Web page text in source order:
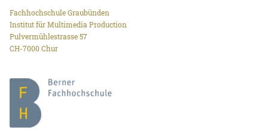
Fachhochschule Graubünden
Institut für Multimedia Production
Pulvermühlestrasse 57
CH-7000 Chur